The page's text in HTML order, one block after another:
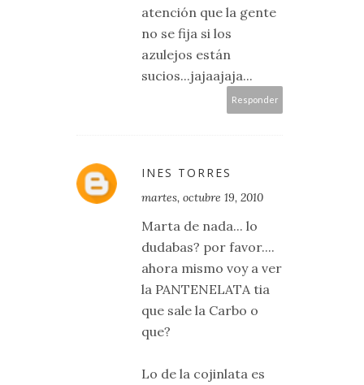
atención que la gente
no se fija si los
azulejos están
sucios...jajaajaja...
Responder
INES TORRES
martes, octubre 19, 2010
Marta de nada... lo
dudabas? por favor....
ahora mismo voy a ver
la PANTENELATA tia
que sale la Carbo o
que?
Lo de la cojinlata es